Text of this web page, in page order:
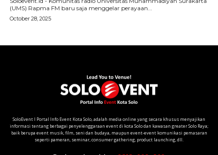
SoloEvent I Portal Info Event Kota Solo, adalah media online yang secara khusus menyajikan
informasi tentang berbagai penyelenggaraan event di kota Solo dan kawasan greater Solo Raya;
baik berupa event musik, film, seni dan budaya, maupun event-event komunikasi pemasaran
seperti pameran, seminar, consumer gathering, product launching, dll.